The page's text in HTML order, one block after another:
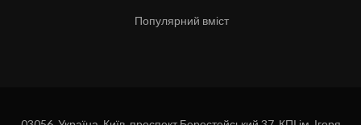
Популярний вміст